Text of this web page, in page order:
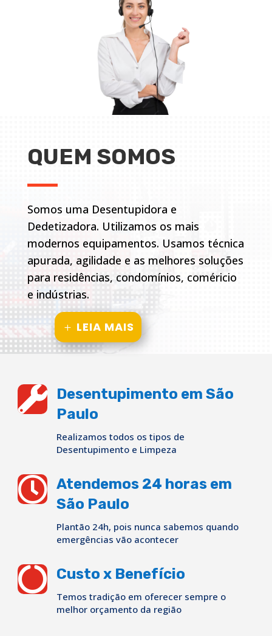
QUEM SOMOS
Somos uma Desentupidora e
Dedetizadora. Utilizamos os mais
modernos equipamentos. Usamos técnica
apurada, agilidade e as melhores soluções
para residências, condomínios, coméricio
e indústrias.
LEIA MAIS

Desentupimento em São
Paulo
Realizamos todos os tipos de
Desentupimento e Limpeza
 Atendemos 24 horas em
São Paulo
Plantão 24h, pois nunca sabemos quando
emergências vão acontecer
 Custo x Benefício
Temos tradição em oferecer sempre o
melhor orçamento da região